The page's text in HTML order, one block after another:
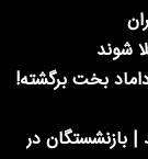
شوند
بخت برگشته!
| بازنشستگان در